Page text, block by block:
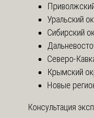
Уральский
Сибирский
Северо-
Крымский
Новые
Консультация